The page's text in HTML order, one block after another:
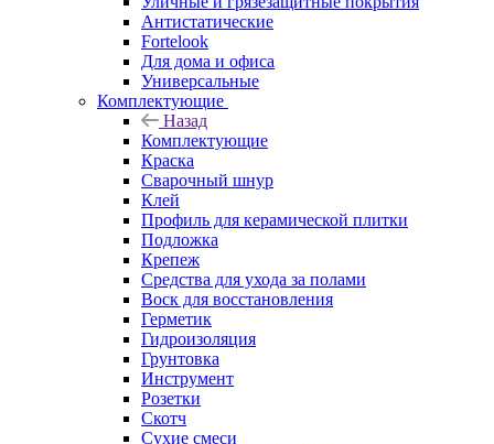
Антистатические
Fortelook
Для дома и офиса
Универсальные
Комплектующие
Назад
Комплектующие
Краска
Сварочный шнур
Клей
Профиль для керамической плитки
Подложка
Крепеж
Средства для ухода за полами
Воск для восстановления
Герметик
Гидроизоляция
Грунтовка
Инструмент
Розетки
Скотч
Сухие смеси